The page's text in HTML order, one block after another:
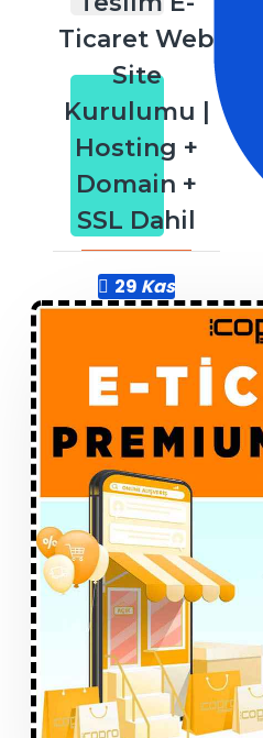
Ticaret Web
Site
Kurulumu |
Hosting +
Domain +
SSL Dahil
29 Kas